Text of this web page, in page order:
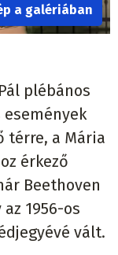
a galériában
plébános
térre, a Mária
érkező
Beethoven
1956-os
vált.